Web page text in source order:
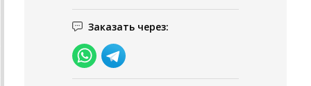
Заказать через: